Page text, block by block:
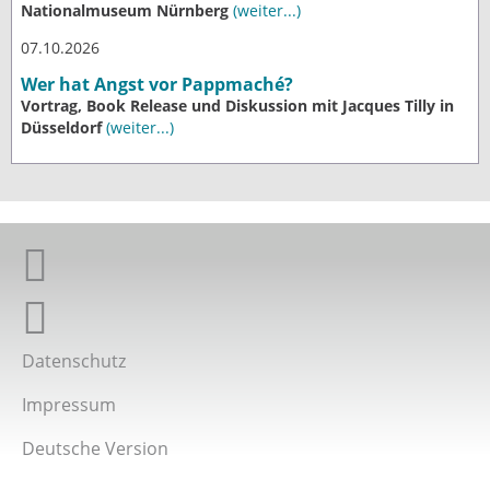
Nationalmuseum Nürnberg (weiter...)
07.10.2026
Wer hat Angst vor Pappmaché?
Vortrag, Book Release und Diskussion mit Jacques Tilly in
Düsseldorf(weiter...)
Giordano-Bruno-Stiftung auf Facebook
Giordano-Bruno-Stiftung bei Twitter
Datenschutz
Impressum
Deutsche Version